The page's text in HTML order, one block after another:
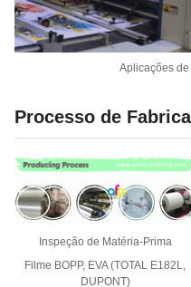
Aplicações
Processo de
Inspeção de Matéria-Prima
Filme BOPP, EVA (TOTAL E182L,
DUPONT)